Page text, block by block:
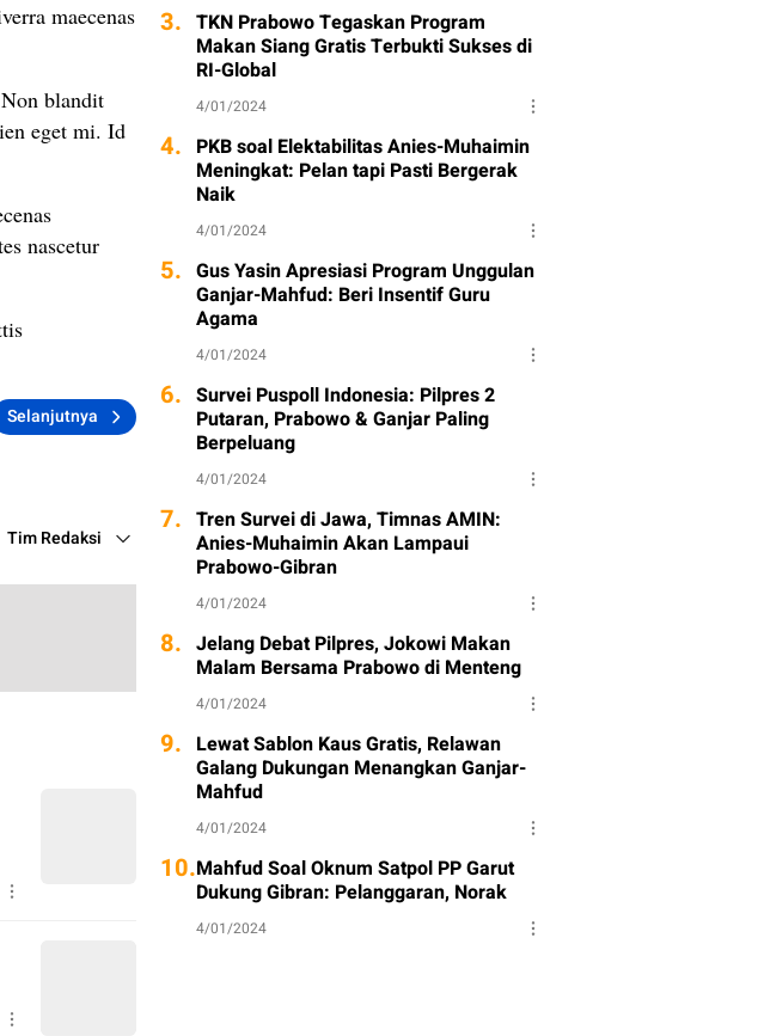
maecenas
blandit
eget mi. Id
nascetur
Selanjutnya
Tim Redaksi
3. TKN Prabowo Tegaskan Program
Makan Siang Gratis Terbukti Sukses di
RI-Global
4/01/2024
4. PKB soal Elektabilitas Anies-Muhaimin
Meningkat: Pelan tapi Pasti Bergerak
Naik
4/01/2024
5. Gus Yasin Apresiasi Program Unggulan
Ganjar-Mahfud: Beri Insentif Guru
Agama
4/01/2024
6. Survei Puspoll Indonesia: Pilpres 2
Putaran, Prabowo & Ganjar Paling
Berpeluang
4/01/2024
7. Tren Survei di Jawa, Timnas AMIN:
Anies-Muhaimin Akan Lampaui
Prabowo-Gibran
4/01/2024
8. Jelang Debat Pilpres, Jokowi Makan
Malam Bersama Prabowo di Menteng
4/01/2024
9. Lewat Sablon Kaus Gratis, Relawan
Galang Dukungan Menangkan Ganjar-
Mahfud
4/01/2024
10.Mahfud Soal Oknum Satpol PP Garut
Dukung Gibran: Pelanggaran, Norak
4/01/2024